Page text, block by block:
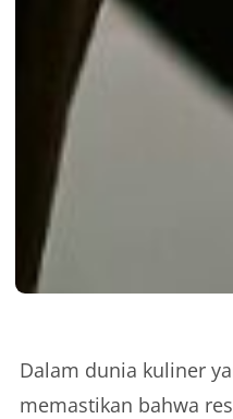
Dalam dunia kuliner
memastikan bahwa